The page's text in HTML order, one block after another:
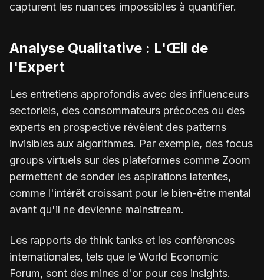
capturent les nuances impossibles à quantifier.
Analyse Qualitative : L'Œil de
l'Expert
Les entretiens approfondis avec des influenceurs
sectoriels, des consommateurs précoces ou des
experts en prospective révèlent des patterns
invisibles aux algorithmes. Par exemple, des focus
groups virtuels sur des plateformes comme Zoom
permettent de sonder les aspirations latentes,
comme l'intérêt croissant pour le bien-être mental
avant qu'il ne devienne mainstream.
Les rapports de think tanks et les conférences
internationales, tels que le World Economic
Forum, sont des mines d'or pour ces insights.